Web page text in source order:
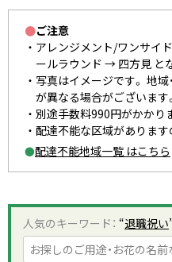
●ご注意
アレンジメント/ワンサイ
ールラウンド → 四方見 と
写真はイメージです。 地域
が異なる場合がございます。
別途手数料990円がかかり
配達不能な区域があります
●配達不能地域一覧 はこちら
人気のキーワード： “退職祝い